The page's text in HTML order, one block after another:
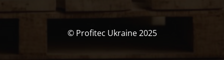
© Profitec Ukraine 2025